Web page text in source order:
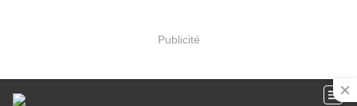
Publicité